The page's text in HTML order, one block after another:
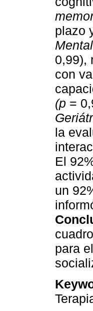
plazo
Mental
0,99),
con
(p =
la
El
un
para